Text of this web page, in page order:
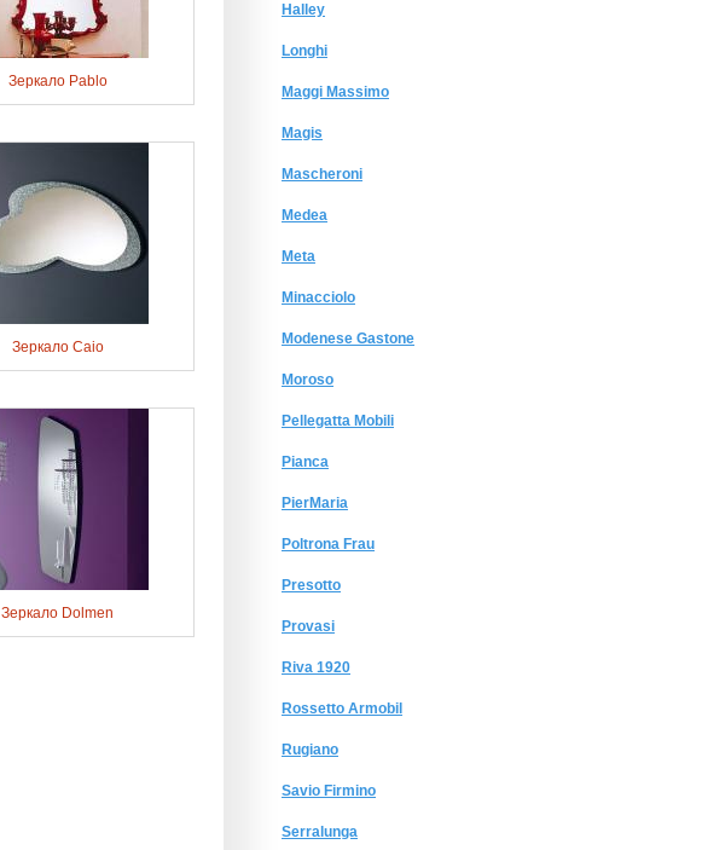
Зеркало Pablo
Зеркало Caio
Зеркало Dolmen
Halley
Longhi
Maggi Massimo
Magis
Mascheroni
Medea
Meta
Minacciolo
Modenese Gastone
Moroso
Pellegatta Mobili
Pianca
PierMaria
Poltrona Frau
Presotto
Provasi
Riva 1920
Rossetto Armobil
Rugiano
Savio Firmino
Serralunga